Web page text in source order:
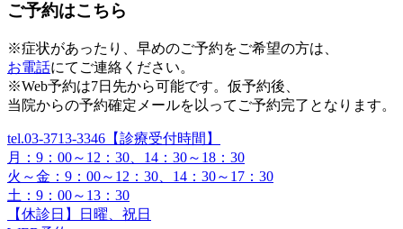
ご予約はこちら
※症状があったり、早めのご予約をご希望の方は、
お電話にてご連絡ください。
※Web予約は7日先から可能です。仮予約後、
当院からの予約確定メールを以ってご予約完了となります。
tel.03-3713-3346 【診療受付時間】
月：9：00～12：30、14：30～18：30
火～金：9：00～12：30、14：30～17：30
土：9：00～13：30
【休診日】日曜、祝日